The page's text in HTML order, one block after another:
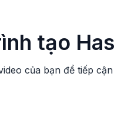
tạo
của bạn để tiếp